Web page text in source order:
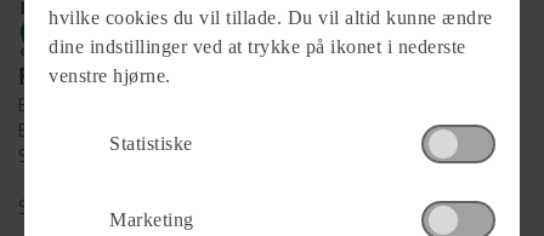
Forhandler
Brønderslev Caravan
Eventyrvej 18-22
9700 Brønderslev
Se alle vogne for forhandleren
hvilke cookies du vil tillade. Du vil altid kunne ændre
dine indstillinger ved at trykke på ikonet i nederste
venstre hjørne.
Statistiske
Marketing